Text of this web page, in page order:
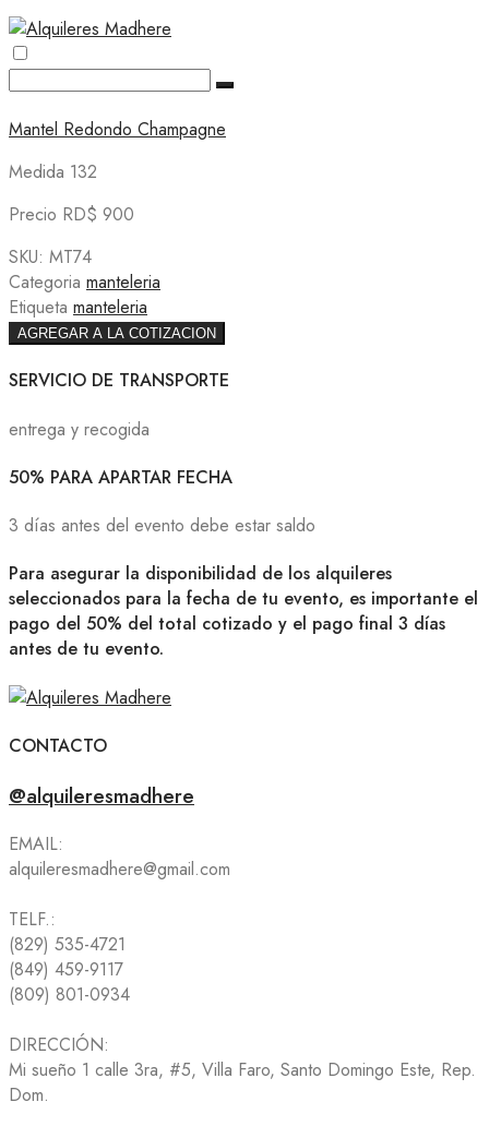
Mantel Redondo Champagne
Medida 132
Precio RD$ 900
SKU: MT74
Categoria manteleria
Etiqueta manteleria
AGREGAR A LA COTIZACION
SERVICIO DE TRANSPORTE
entrega y recogida
50% PARA APARTAR FECHA
3 días antes del evento debe estar saldo
Para asegurar la disponibilidad de los alquileres
seleccionados para la fecha de tu evento, es importante el
pago del 50% del total cotizado y el pago final 3 días
antes de tu evento.
CONTACTO
@alquileresmadhere
EMAIL:
alquileresmadhere@gmail.com
TELF.:
(829) 535-4721
(849) 459-9117
(809) 801-0934
DIRECCIÓN:
Mi sueño 1 calle 3ra, #5, Villa Faro, Santo Domingo Este, Rep.
Dom.